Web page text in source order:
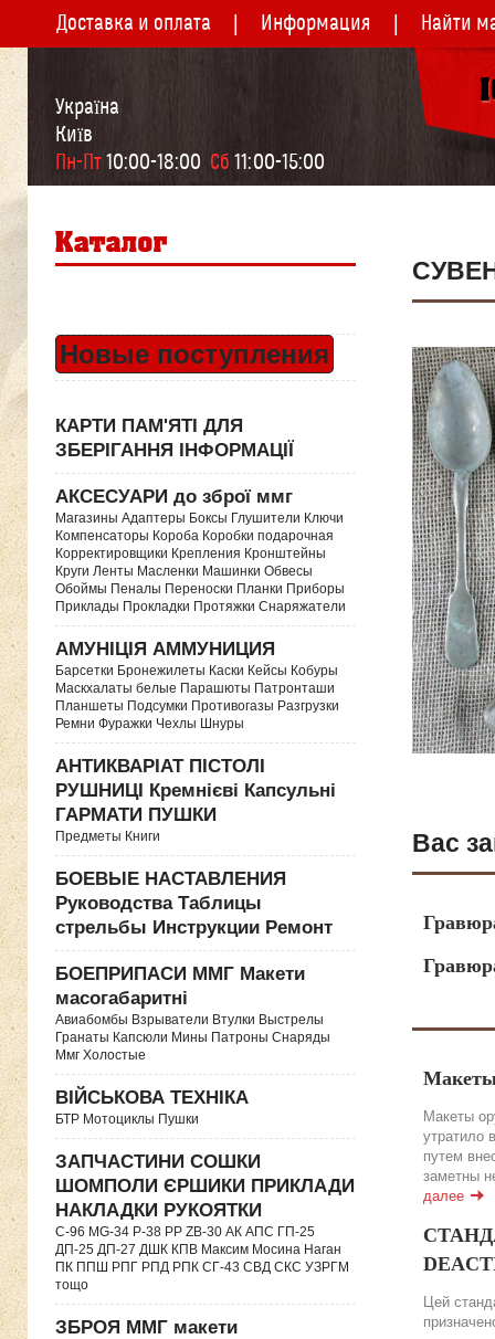
Доставка и оплата Информация Найти
Україна
Київ
Пн-Пт 10:00-18:00 Сб 11:00-15:00
Новые поступления
КАРТИ ПАМ'ЯТІ ДЛЯ
ЗБЕРІГАННЯ ІНФОРМАЦІЇ
АКСЕСУАРИ до зброї ммг
Магазины Адаптеры Боксы Глушители Ключи
Компенсаторы Короба Коробки подарочная
Корректировщики Крепления Кронштейны
Круги Ленты Масленки Машинки Обвесы
Обоймы Пеналы Переноски Планки Приборы
Приклады Прокладки Протяжки Снаряжатели
АМУНІЦІЯ АММУНИЦИЯ
Барсетки Бронежилеты Каски Кейсы Кобуры
Маскхалаты белые Парашюты Патронташи
Планшеты Подсумки Противогазы Разгрузки
Ремни Фуражки Чехлы Шнуры
АНТИКВАРІАТ ПІСТОЛІ
РУШНИЦІ Кремнієві Капсульні
ГАРМАТИ ПУШКИ
Предметы Книги
БОЕВЫЕ НАСТАВЛЕНИЯ
Руководства Таблицы
стрельбы Инструкции Ремонт
БОЕПРИПАСИ ММГ Макети
масогабаритні
Авиабомбы Взрыватели Втулки Выстрелы
Гранаты Капсюли Мины Патроны Снаряды
Ммг Холостые
ВІЙСЬКОВА ТЕХНІКА
БТР Мотоциклы Пушки
ЗАПЧАСТИНИ СОШКИ
ШОМПОЛИ ЄРШИКИ ПРИКЛАДИ
НАКЛАДКИ РУКОЯТКИ
C-96 MG-34 P-38 PP ZB-30 АК АПС ГП-25
ДП-25 ДП-27 ДШК КПВ Максим Мосина Наган
ПК ППШ РПГ РПД РПК СГ-43 СВД CКС УЗРГМ
тощо
ЗБРОЯ ММГ макети
Вас
Макеты
Макеты
утратило
путем
заметны
далее
Цей